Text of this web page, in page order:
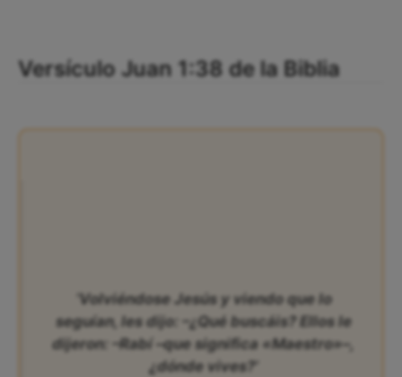
Versículo Juan 1:38 de la Biblia
‘Volviéndose Jesús y viendo que lo
seguían, les dijo: –¿Qué buscáis? Ellos le
dijeron: –Rabí –que significa «Maestro»–,
¿dónde vives?’